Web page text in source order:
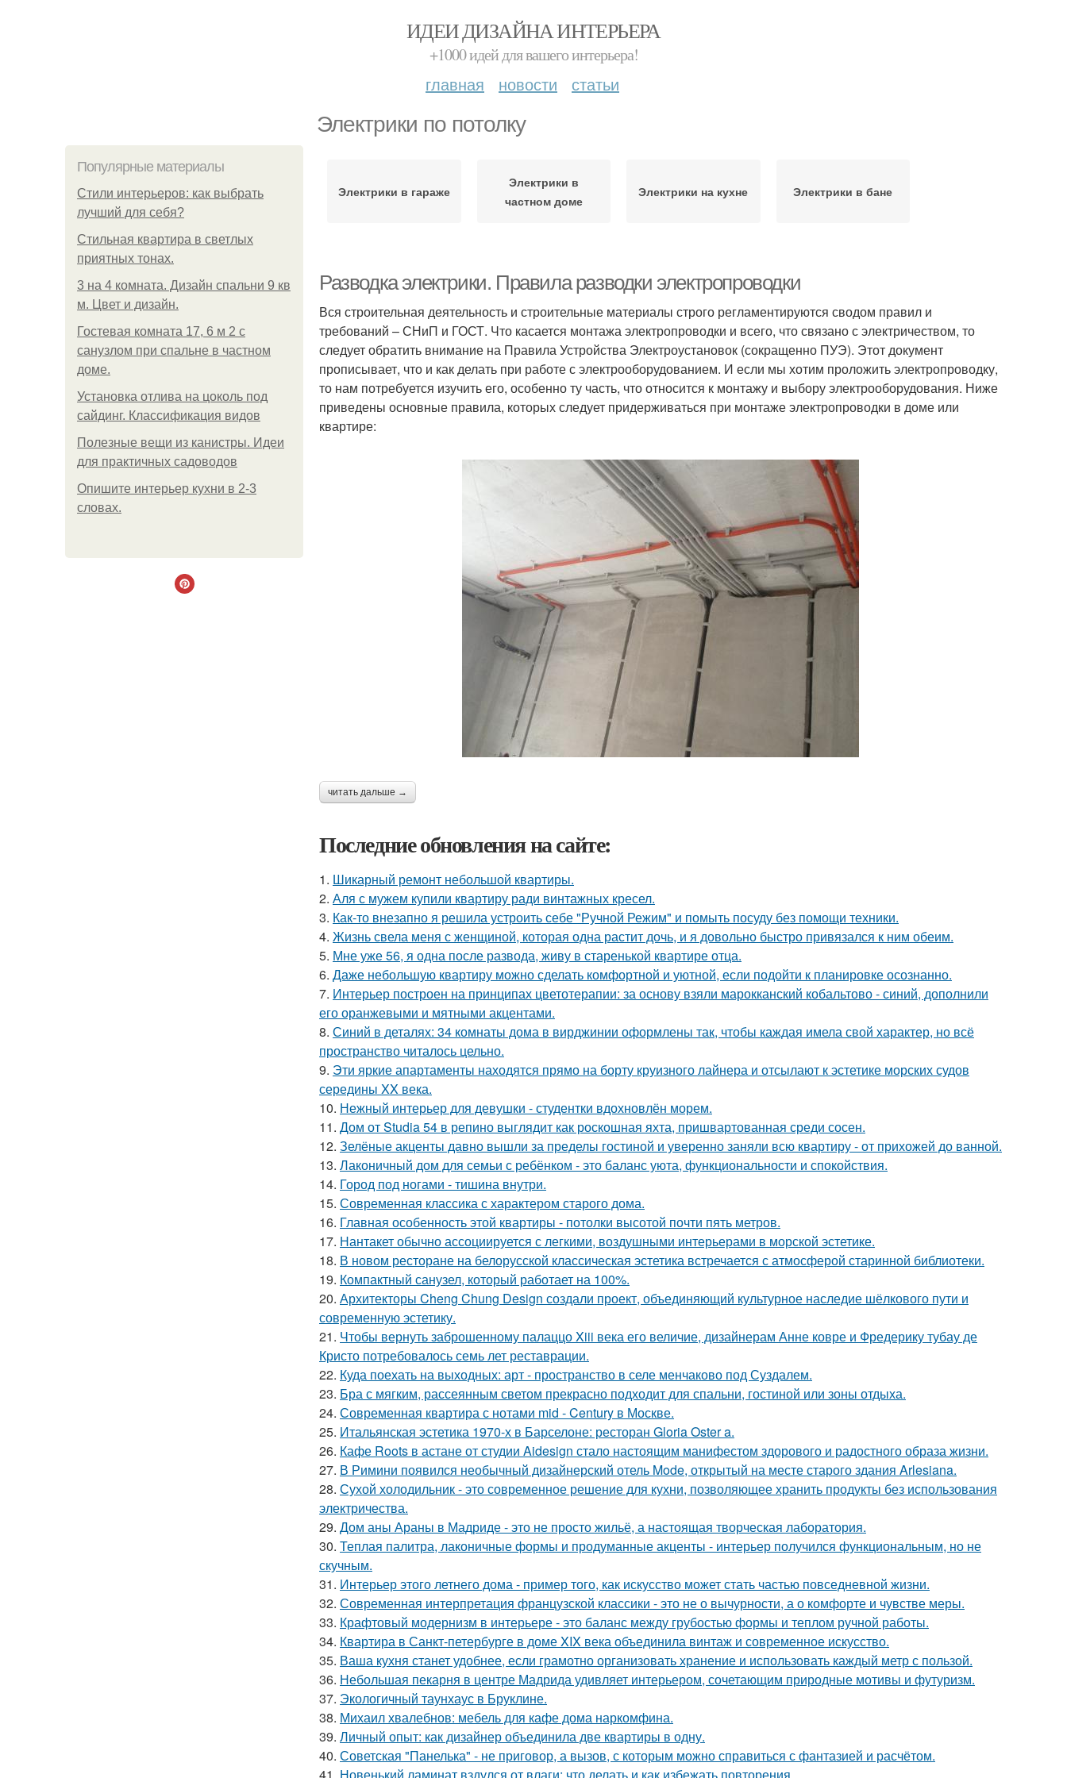
ИДЕИ ДИЗАЙНА ИНТЕРЬЕРА
+1000 идей для вашего интерьера!
главная новости статьи
Электрики по потолку
Популярные материалы
Стили интерьеров: как выбрать
лучший для себя?
Стильная квартира в светлых
приятных тонах.
3 на 4 комната. Дизайн спальни 9 кв
м. Цвет и дизайн.
Гостевая комната 17, 6 м 2 с
санузлом при спальне в частном
доме.
Установка отлива на цоколь под
сайдинг. Классификация видов
Полезные вещи из канистры. Идеи
для практичных садоводов
Опишите интерьер кухни в 2-3
словах.
Электрики в гараже
Электрики в
частном доме
Электрики на кухне Электрики в бане
Разводка электрики. Правила разводки электропроводки
Вся строительная деятельность и строительные материалы строго регламентируются сводом правил и
требований – СНиП и ГОСТ. Что касается монтажа электропроводки и всего, что связано с электричеством, то
следует обратить внимание на Правила Устройства Электроустановок (сокращенно ПУЭ). Этот документ
прописывает, что и как делать при работе с электрооборудованием. И если мы хотим проложить электропроводку,
то нам потребуется изучить его, особенно ту часть, что относится к монтажу и выбору электрооборудования. Ниже
приведены основные правила, которых следует придерживаться при монтаже электропроводки в доме или
квартире:
читать дальше →
Последние обновления на сайте:
1. Шикарный ремонт небольшой квартиры.
2. Аля с мужем купили квартиру ради винтажных кресел.
3. Как-то внезапно я решила устроить себе "Ручной Режим" и помыть посуду без помощи техники.
4. Жизнь свела меня с женщиной, которая одна растит дочь, и я довольно быстро привязался к ним обеим.
5. Мне уже 56, я одна после развода, живу в старенькой квартире отца.
6. Даже небольшую квартиру можно сделать комфортной и уютной, если подойти к планировке осознанно.
7. Интерьер построен на принципах цветотерапии: за основу взяли марокканский кобальтово - синий, дополнили
его оранжевыми и мятными акцентами.
8. Синий в деталях: 34 комнаты дома в вирджинии оформлены так, чтобы каждая имела свой характер, но всё
пространство читалось цельно.
9. Эти яркие апартаменты находятся прямо на борту круизного лайнера и отсылают к эстетике морских судов
середины XX века.
10. Нежный интерьер для девушки - студентки вдохновлён морем.
11. Дом от Studia 54 в репино выглядит как роскошная яхта, пришвартованная среди сосен.
12. Зелёные акценты давно вышли за пределы гостиной и уверенно заняли всю квартиру - от прихожей до ванной.
13. Лаконичный дом для семьи с ребёнком - это баланс уюта, функциональности и спокойствия.
14. Город под ногами - тишина внутри.
15. Современная классика с характером старого дома.
16. Главная особенность этой квартиры - потолки высотой почти пять метров.
17. Нантакет обычно ассоциируется с легкими, воздушными интерьерами в морской эстетике.
18. В новом ресторане на белорусской классическая эстетика встречается с атмосферой старинной библиотеки.
19. Компактный санузел, который работает на 100%.
20. Архитекторы Cheng Chung Design создали проект, объединяющий культурное наследие шёлкового пути и
современную эстетику.
21. Чтобы вернуть заброшенному палаццо Xiii века его величие, дизайнерам Анне ковре и Фредерику тубау де
Кристо потребовалось семь лет реставрации.
22. Куда поехать на выходных: арт - пространство в селе менчаково под Суздалем.
23. Бра с мягким, рассеянным светом прекрасно подходит для спальни, гостиной или зоны отдыха.
24. Современная квартира с нотами mid - Century в Москве.
25. Итальянская эстетика 1970-х в Барселоне: ресторан Gloria Oster a.
26. Кафе Roots в астане от студии Aidesign стало настоящим манифестом здорового и радостного образа жизни.
27. В Римини появился необычный дизайнерский отель Mode, открытый на месте старого здания Arlesiana.
28. Сухой холодильник - это современное решение для кухни, позволяющее хранить продукты без использования
электричества.
29. Дом аны Араны в Мадриде - это не просто жильё, а настоящая творческая лаборатория.
30. Теплая палитра, лаконичные формы и продуманные акценты - интерьер получился функциональным, но не
скучным.
31. Интерьер этого летнего дома - пример того, как искусство может стать частью повседневной жизни.
32. Современная интерпретация французской классики - это не о вычурности, а о комфорте и чувстве меры.
33. Крафтовый модернизм в интерьере - это баланс между грубостью формы и теплом ручной работы.
34. Квартира в Санкт-петербурге в доме XIX века объединила винтаж и современное искусство.
35. Ваша кухня станет удобнее, если грамотно организовать хранение и использовать каждый метр с пользой.
36. Небольшая пекарня в центре Мадрида удивляет интерьером, сочетающим природные мотивы и футуризм.
37. Экологичный таунхаус в Бруклине.
38. Михаил хвалебнов: мебель для кафе дома наркомфина.
39. Личный опыт: как дизайнер объединила две квартиры в одну.
40. Советская "Панелька" - не приговор, а вызов, с которым можно справиться с фантазией и расчётом.